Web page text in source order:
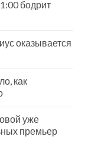
бодрит
оказывается
как
уже
премьер